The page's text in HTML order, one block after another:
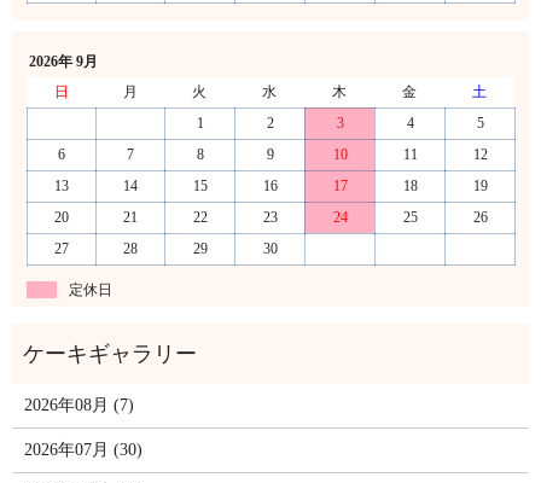
2026年 9月
日
月 火 水 木 金
土
1
2 3 4
5
6
7 8 9 10 11
12
13
14 15 16 17 18
19
20
21 22 23 24 25
26
27
28 29 30
定休日
2026年08月 (7)
2026年07月 (30)